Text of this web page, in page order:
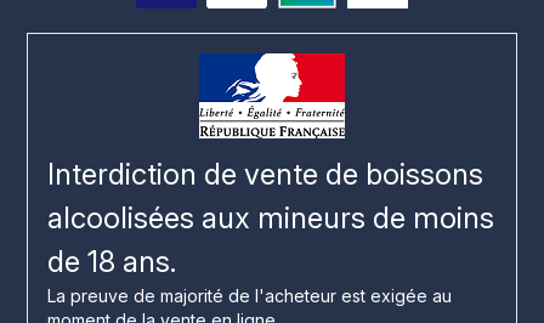
Interdiction de vente de boissons
alcoolisées aux mineurs de moins
de 18 ans.
La preuve de majorité de l'acheteur est exigée au